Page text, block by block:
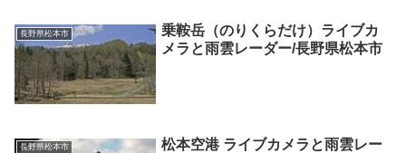
長野県松本市
乗鞍岳（のりくらだけ）ライブカ
メラと雨雲レーダー/長野県松本市
長野県松本市
松本空港 ライブカメラと雨雲レー